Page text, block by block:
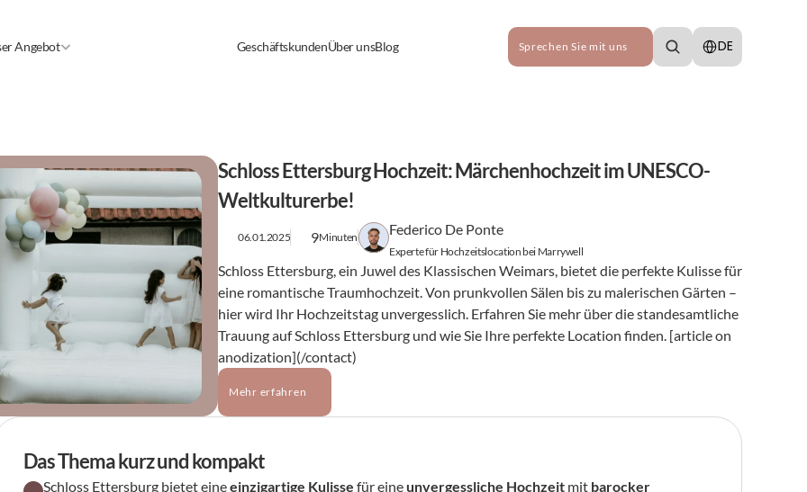
Angebot GeschäftskundenÜber unsBlog Sprechen Sie mit uns
Select Language
DE
Schloss Ettersburg Hochzeit: Märchenhochzeit im UNESCO-
Weltkulturerbe!
06.01.2025 9Minuten Federico De Ponte
Experte für Hochzeitslocation bei Marrywell
Schloss Ettersburg, ein Juwel des Klassischen Weimars, bietet die perfekte Kulisse für
eine romantische Traumhochzeit. Von prunkvollen Sälen bis zu malerischen Gärten –
hier wird Ihr Hochzeitstag unvergesslich. Erfahren Sie mehr über die standesamtliche
Trauung auf Schloss Ettersburg und wie Sie Ihre perfekte Location finden. [article on
anodization](/contact)
Mehr erfahren
Das Thema kurz und kompakt
Schloss Ettersburg bietet eine einzigartige Kulisse für eine unvergessliche Hochzeit mit barocker